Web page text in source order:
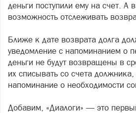
деньги поступили ему на счет. А
возможность отслеживать
Ближе к дате возврата долга
уведомление с напоминанием о
деньги не будут возвращены в
их списывать со счета
напоминание о необходимости
Добавим, «Диалоги» — это